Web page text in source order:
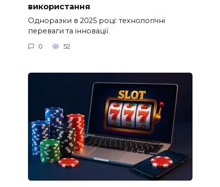
використання
Одноразки в 2025 році: технологічні
переваги та інновації
0 52